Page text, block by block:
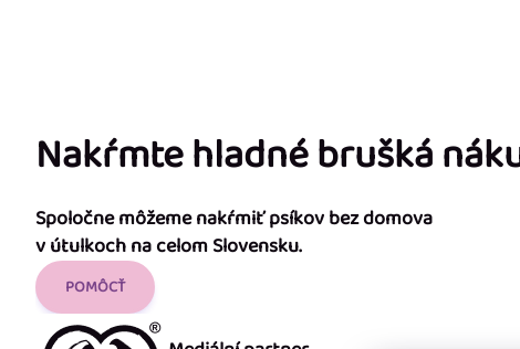
Nakŕmte hladné brušká
Spoločne môžeme nakŕmiť psíkov bez domova
v útulkoch na celom Slovensku.
POMÔCŤ